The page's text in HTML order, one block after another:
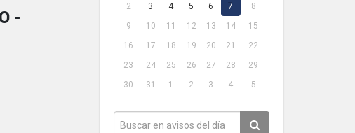
2
3 4 5 6 7
8
9
10 11 12 13 14
15
16
17 18 19 20 21
22
23
24 25 26 27 28
29
30
31 1 2 3 4 5
-